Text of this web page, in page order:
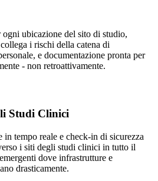
ubicazione del sito di studio,
i rischi della catena di
e documentazione pronta per
- non retroattivamente.
Studi Clinici
tempo reale e check-in di sicurezza
i siti degli studi clinici in tutto il
dove infrastrutture e
drasticamente.